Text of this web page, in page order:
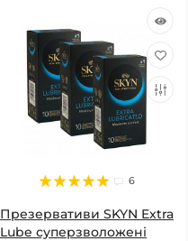
6
Презервативи SKYN Extra
Lube суперзволожені